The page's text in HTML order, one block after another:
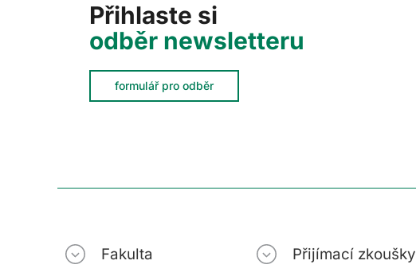
Přihlaste si
odběr newsletteru
formulář pro odběr
Fakulta Přijímací zkoušky